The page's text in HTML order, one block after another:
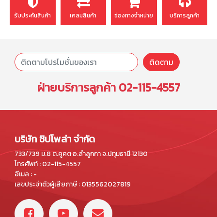
รับประกันสินค้า เคลมสินค้า ช่องทางจำหน่าย บริการลูกค้า
ติดตาม
ฝ่ายบริการลูกค้า 02-115-4557
บริษัท ชิปโพล่า จำกัด
733/739 ม.8 ต.คูคต อ.ลำลูกกา จ.ปทุมธานี 12130
โทรศัพท์ : 02-115-4557
อีเมล : -
เลขประจำตัวผู้เสียภาษี : 0135562027819